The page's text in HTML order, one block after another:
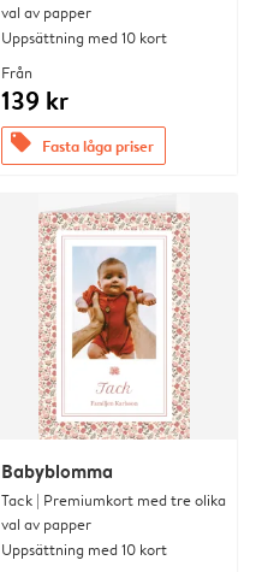
val av papper
Uppsättning med 10 kort
Från
139 kr
offers Fasta låga priser
Babyblomma
Tack | Premiumkort med tre olika
val av papper
Uppsättning med 10 kort